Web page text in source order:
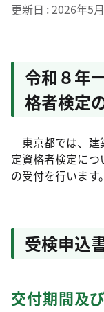
更新日 2026年5
令和８年
格者検定
東京都では、建
定資格者検定に
の受付を行います。
受検申込
交付期間及